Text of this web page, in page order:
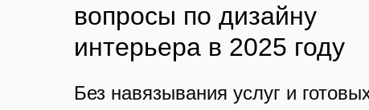
вопросы по дизайну
интерьера в 2025 году
Без навязывания услуг и